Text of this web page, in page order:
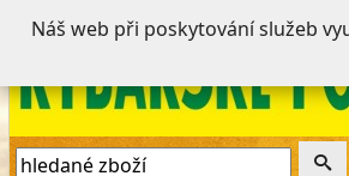
Náš web při poskytování služeb